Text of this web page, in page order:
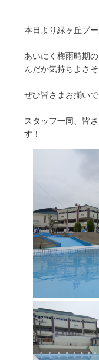
本日より緑ヶ丘プ
あいにく梅雨時期
んだか気持ちよさ
ぜひ皆さまお揃い
スタッフ一同、皆
す！